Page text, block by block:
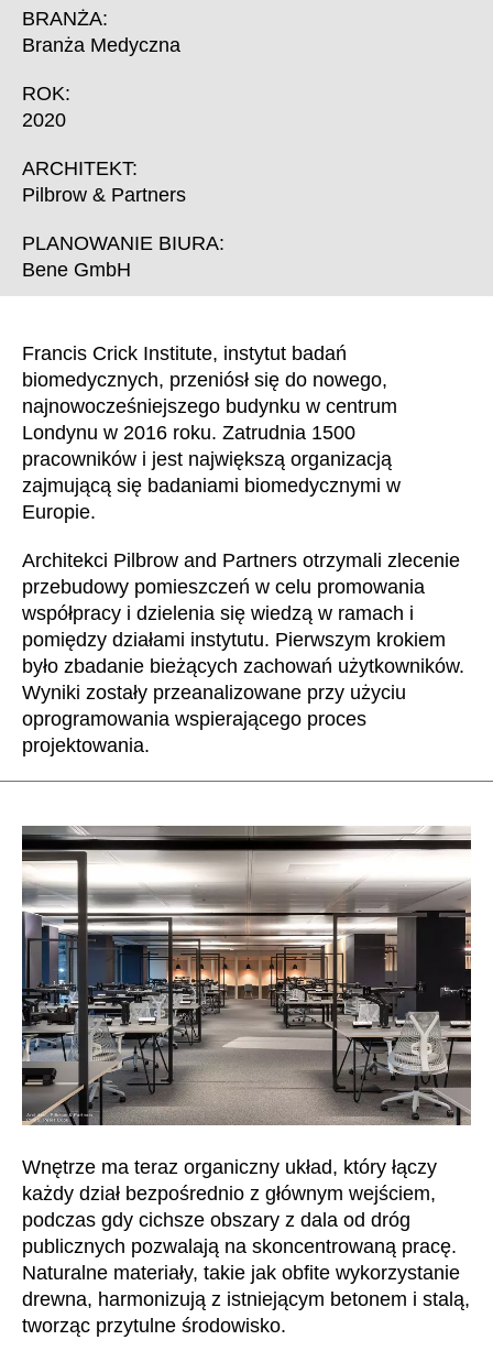
Chorwacja
Dania(DK)
Filipiny
Francja(FR)
Ghana (GH)
Grecja
Gwinea(GN)
Hiszpania(ES)
Hongkong (HK)
Indie(IN)
Indonezja(ID)
Iran(IR)
Irlandia (IE)
Irlandia Północna
Izrael (IL)
Japonia(JP)
Jordania (JO)
Kanada(CA)
Katar
Kazachstan(KZ)
Kenia(KE)
Liechtenstein(LI)
Litwa
Luksemburg(LU)
Malezja(MY)
Maroko
Mauretania(MR)
Niemcy(DE)
Nigeria(NG)
Norwegia (NO)
Nowa Zelandia(NZ)
Oman (OM)
Polska(PL)
Portugalia (PT)
Republika Czeska(CZ)
Republika Południowej Afryki
Reszta świata()
BRANŻA:
Branża Medyczna
ROK:
2020
ARCHITEKT:
Pilbrow & Partners
PLANOWANIE BIURA:
Bene GmbH
Francis Crick Institute, instytut badań
biomedycznych, przeniósł się do nowego,
najnowocześniejszego budynku w centrum
Londynu w 2016 roku. Zatrudnia 1500
pracowników i jest największą organizacją
zajmującą się badaniami biomedycznymi w
Europie.
Architekci Pilbrow and Partners otrzymali zlecenie
przebudowy pomieszczeń w celu promowania
współpracy i dzielenia się wiedzą w ramach i
pomiędzy działami instytutu. Pierwszym krokiem
było zbadanie bieżących zachowań użytkowników.
Wyniki zostały przeanalizowane przy użyciu
oprogramowania wspierającego proces
projektowania.
Wnętrze ma teraz organiczny układ, który łączy
każdy dział bezpośrednio z głównym wejściem,
podczas gdy cichsze obszary z dala od dróg
publicznych pozwalają na skoncentrowaną pracę.
Naturalne materiały, takie jak obfite wykorzystanie
drewna, harmonizują z istniejącym betonem i stalą,
tworząc przytulne środowisko.